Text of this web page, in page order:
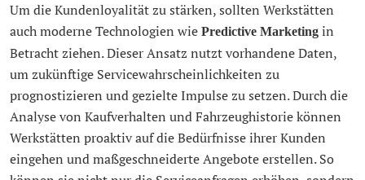
Um die Kundenloyalität zu stärken, sollten Werkstätten
auch moderne Technologien wie Predictive Marketing in
Betracht ziehen. Dieser Ansatz nutzt vorhandene Daten,
um zukünftige Servicewahrscheinlichkeiten zu
prognostizieren und gezielte Impulse zu setzen. Durch die
Analyse von Kaufverhalten und Fahrzeughistorie können
Werkstätten proaktiv auf die Bedürfnisse ihrer Kunden
eingehen und maßgeschneiderte Angebote erstellen. So